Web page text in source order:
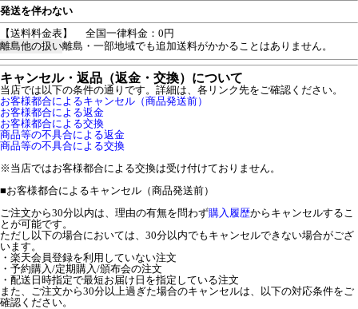
発送を伴わない
【送料料金表】
全国一律料金：0円
離島他の扱い離島・一部地域でも追加送料がかかることはありません。
キャンセル・返品（返金・交換）について
当店では以下の条件の通りです。詳細は、各リンク先をご確認ください。
お客様都合によるキャンセル（商品発送前）
お客様都合による返金
お客様都合による交換
商品等の不具合による返金
商品等の不具合による交換
※当店ではお客様都合による交換は受け付けておりません。
■お客様都合によるキャンセル（商品発送前）
ご注文から30分以内は、理由の有無を問わず購入履歴からキャンセルするこ
とが可能です。
ただし以下の場合においては、30分以内でもキャンセルできない場合がござ
います。
・楽天会員登録を利用していない注文
・予約購入/定期購入/頒布会の注文
・配送日時指定で最短お届け日を指定している注文
また、ご注文から30分以上過ぎた場合のキャンセルは、以下の対応条件をご
確認ください。